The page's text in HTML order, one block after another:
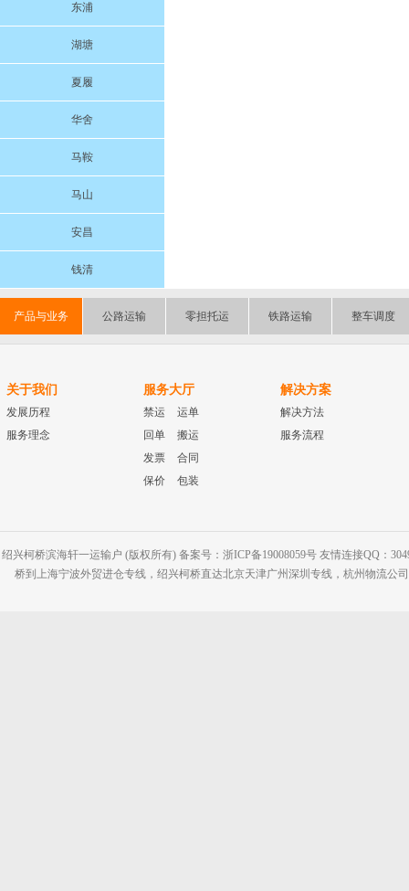
东浦
湖塘
夏履
华舍
马鞍
马山
安昌
钱清
产品与业务 公路运输 零担托运 铁路运输 整车调度
关于我们
发展历程
服务理念
服务大厅
禁运
运单
回单
搬运
发票
合同
保价
包装
解决方案
解决方法
服务流程
绍兴柯桥滨海轩一运输户 (版权所有) 备案号：浙ICP备19008059号 友情连接QQ：
桥到上海宁波外贸进仓专线，绍兴柯桥直达北京天津广州深圳专线，杭州物流公